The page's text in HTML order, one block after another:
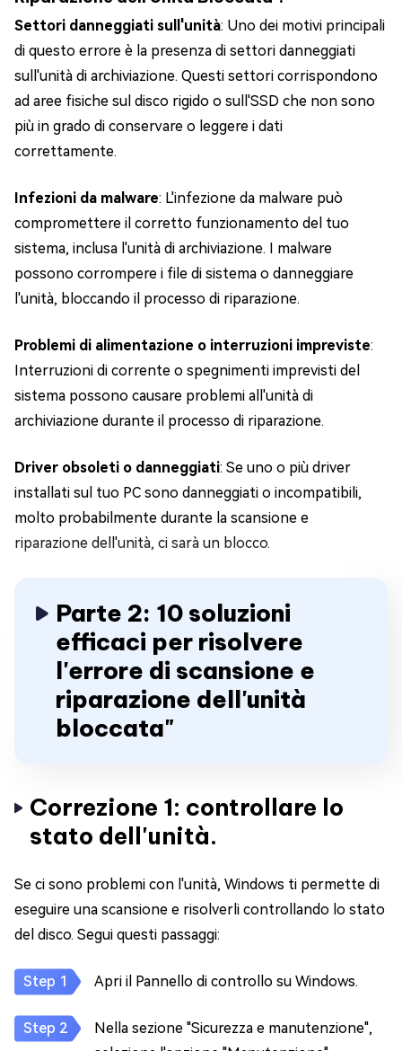
Settori danneggiati sull'unità: Uno dei motivi principali
di questo errore è la presenza di settori danneggiati
sull'unità di archiviazione. Questi settori corrispondono
ad aree fisiche sul disco rigido o sull'SSD che non sono
più in grado di conservare o leggere i dati
correttamente.
Infezioni da malware: L'infezione da malware può
compromettere il corretto funzionamento del tuo
sistema, inclusa l'unità di archiviazione. I malware
possono corrompere i file di sistema o danneggiare
l'unità, bloccando il processo di riparazione.
Problemi di alimentazione o interruzioni impreviste:
Interruzioni di corrente o spegnimenti imprevisti del
sistema possono causare problemi all'unità di
archiviazione durante il processo di riparazione.
Driver obsoleti o danneggiati: Se uno o più driver
installati sul tuo PC sono danneggiati o incompatibili,
molto probabilmente durante la scansione e
riparazione dell'unità, ci sarà un blocco.
Parte 2: 10 soluzioni
efficaci per risolvere
l'errore di scansione e
riparazione dell'unità
bloccata"
Correzione 1: controllare lo
stato dell'unità.
Se ci sono problemi con l'unità, Windows ti permette di
eseguire una scansione e risolverli controllando lo stato
del disco. Segui questi passaggi:
Apri il Pannello di controllo su Windows.
Nella sezione "Sicurezza e manutenzione",